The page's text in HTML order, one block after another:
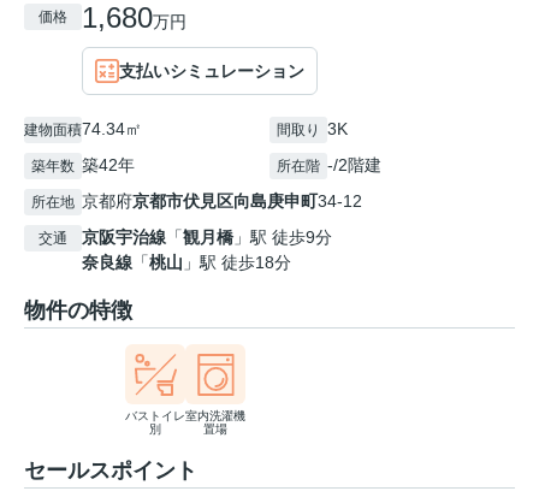
価格 1,680万円
支払いシミュレーション
建物面積74.34㎡ 間取り 3K
築年数 築42年 所在階 -/2階建
所在地 京都府京都市伏見区向島庚申町34-12
交通 京阪宇治線 「観月橋 」駅 徒歩9分
奈良線 「桃山 」駅 徒歩18分
物件の特徴
バストイレ
別
室内洗濯機
置場
セールスポイント